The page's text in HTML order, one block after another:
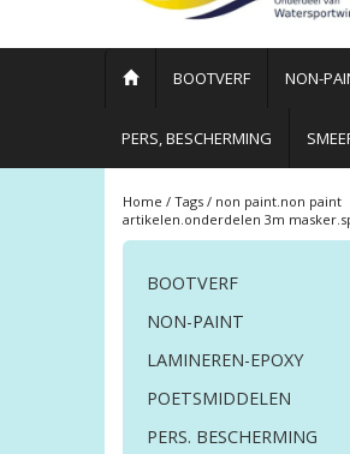
BOOTVERF NON-
PERS, BESCHERMING
Home / Tags / non paint.non paint
artikelen.onderdelen 3m
BOOTVERF
NON-PAINT
LAMINEREN-EPOXY
POETSMIDDELEN
PERS. BESCHERMING